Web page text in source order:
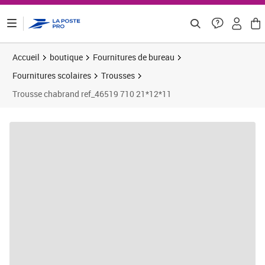
Accueil boutique
Fournitures de bureau
Fournitures scolaires
Trousses
Trousse chabrand ref_46519 710 21*12*11